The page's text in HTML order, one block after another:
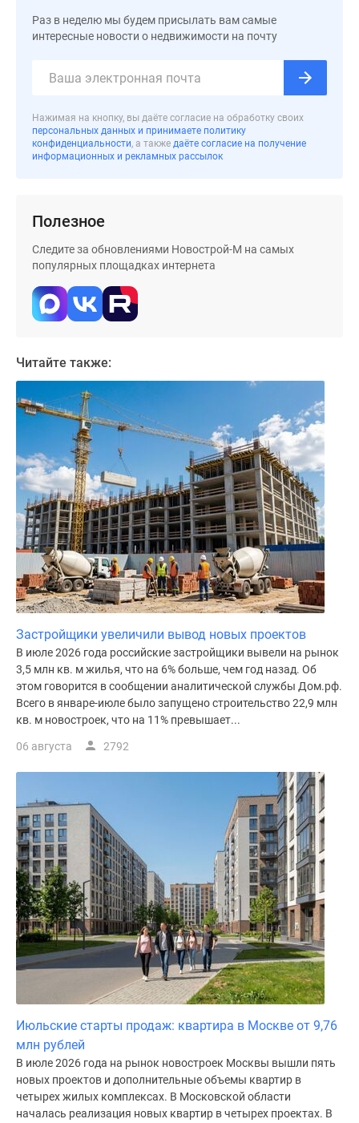
Коттеджные
Новой
Москве
Готовые
Строящиеся
коттеджные
поселки
поселки
Коттеджные
поселки
водоема
Коттеджные
поселки
ипотеку
Бизнес-
центры
Коттеджи
Скидки
акции
Макс
Раз в неделю мы будем присылать вам самые
интересные новости о недвижимости на почту
Нажимая на кнопку, вы даёте согласие на обработку своих
персональных данных и принимаете политику
конфиденциальности, а также даёте согласие на получение
информационных и рекламных рассылок
Полезное
Следите за обновлениями Новострой-М на самых
популярных площадках интернета
Читайте также:
Застройщики увеличили вывод новых проектов
В июле 2026 года российские застройщики вывели на рынок
3,5 млн кв. м жилья, что на 6% больше, чем год назад. Об
этом говорится в сообщении аналитической службы Дом.рф.
Всего в январе-июле было запущено строительство 22,9 млн
кв. м новостроек, что на 11% превышает...
06 августа 2792
Июльские старты продаж: квартира в Москве от 9,76
млн рублей
В июле 2026 года на рынок новостроек Москвы вышли пять
новых проектов и дополнительные объемы квартир в
четырех жилых комплексах. В Московской области
началась реализация новых квартир в четырех проектах. В